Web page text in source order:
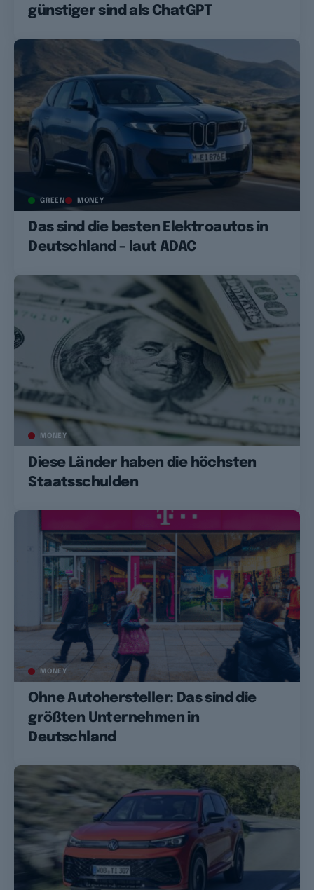
günstiger sind als ChatGPT
GREEN MONEY
Das sind die besten Elektroautos in
Deutschland – laut ADAC
MONEY
Diese Länder haben die höchsten
Staatsschulden
MONEY
Ohne Autohersteller: Das sind die
größten Unternehmen in
Deutschland